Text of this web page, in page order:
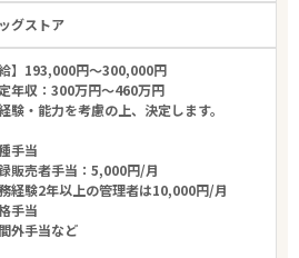
グストア
給】193,000円～300,000円
年収：300万円～460万円
験・能力を考慮の上、決定します。
手当
販売者手当：5,000円/月
経験2年以上の管理者は10,000円/月
手当
外手当など